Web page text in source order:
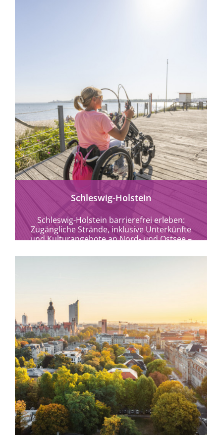
Schleswig-Holstein
Schleswig-Holstein barrierefrei erleben:
Zugängliche Strände, inklusive Unterkünfte
und Kulturangebote an Nord- und Ostsee –
mehr erfahren